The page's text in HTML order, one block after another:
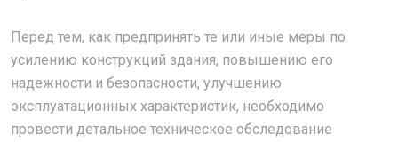
Перед тем, как предпринять те или иные меры по
усилению конструкций здания, повышению его
надежности и безопасности, улучшению
эксплуатационных характеристик, необходимо
провести детальное техническое обследование